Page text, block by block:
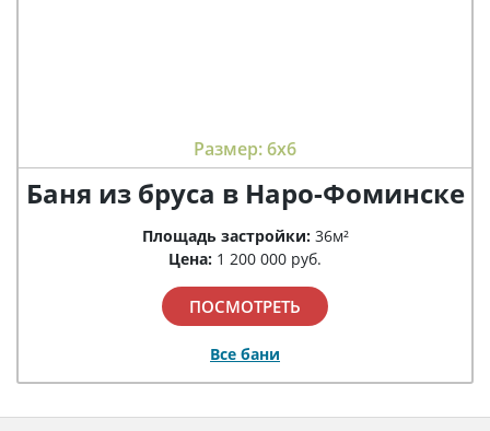
Размер: 6х6
Баня из бруса в Наро-Фоминске
Площадь застройки: 36м²
Цена: 1 200 000 руб.
ПОСМОТРЕТЬ
Все бани